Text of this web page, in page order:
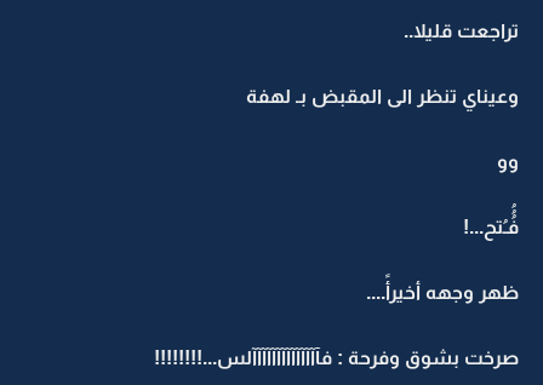
تراجعت قليلا..
وعيناي تنظر الى المقبض بـ لهفة
وو
فُُُـُتح...!
ظهر وجهه أخيرأً....
صرخت بشوق وفرحة : فآآآآآآآآآآآآآآلس...!!!!!!!!